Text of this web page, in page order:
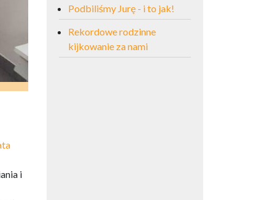
i
Podbiliśmy Jurę - i to jak!
Rekordowe rodzinne
kijkowanie za nami